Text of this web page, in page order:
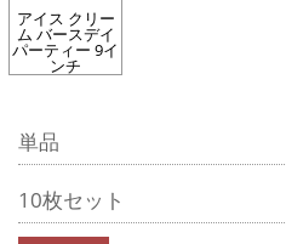
アイス クリー
ム バースデイ
パーティー 9イ
ンチ
単品
10枚セット